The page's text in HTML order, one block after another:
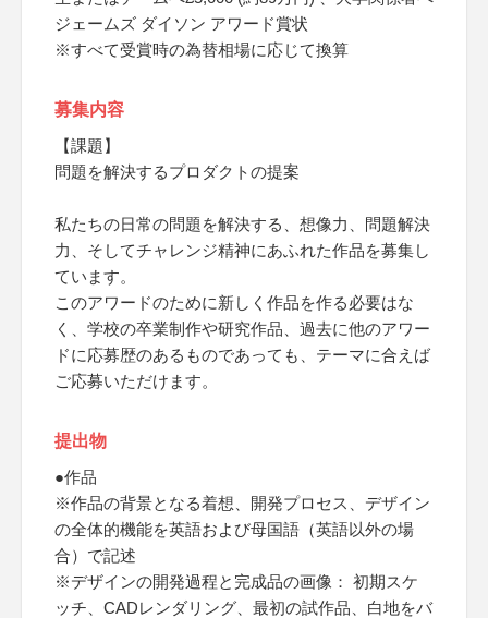
ジェームズ ダイソン アワード賞状
※すべて受賞時の為替相場に応じて換算
募集内容
【課題】
問題を解決するプロダクトの提案
私たちの日常の問題を解決する、想像力、問題解決
力、そしてチャレンジ精神にあふれた作品を募集し
ています。
このアワードのために新しく作品を作る必要はな
く、学校の卒業制作や研究作品、過去に他のアワー
ドに応募歴のあるものであっても、テーマに合えば
ご応募いただけます。
提出物
●作品
※作品の背景となる着想、開発プロセス、デザイン
の全体的機能を英語および母国語（英語以外の場
合）で記述
※デザインの開発過程と完成品の画像： 初期スケ
ッチ、CADレンダリング、最初の試作品、白地をバ